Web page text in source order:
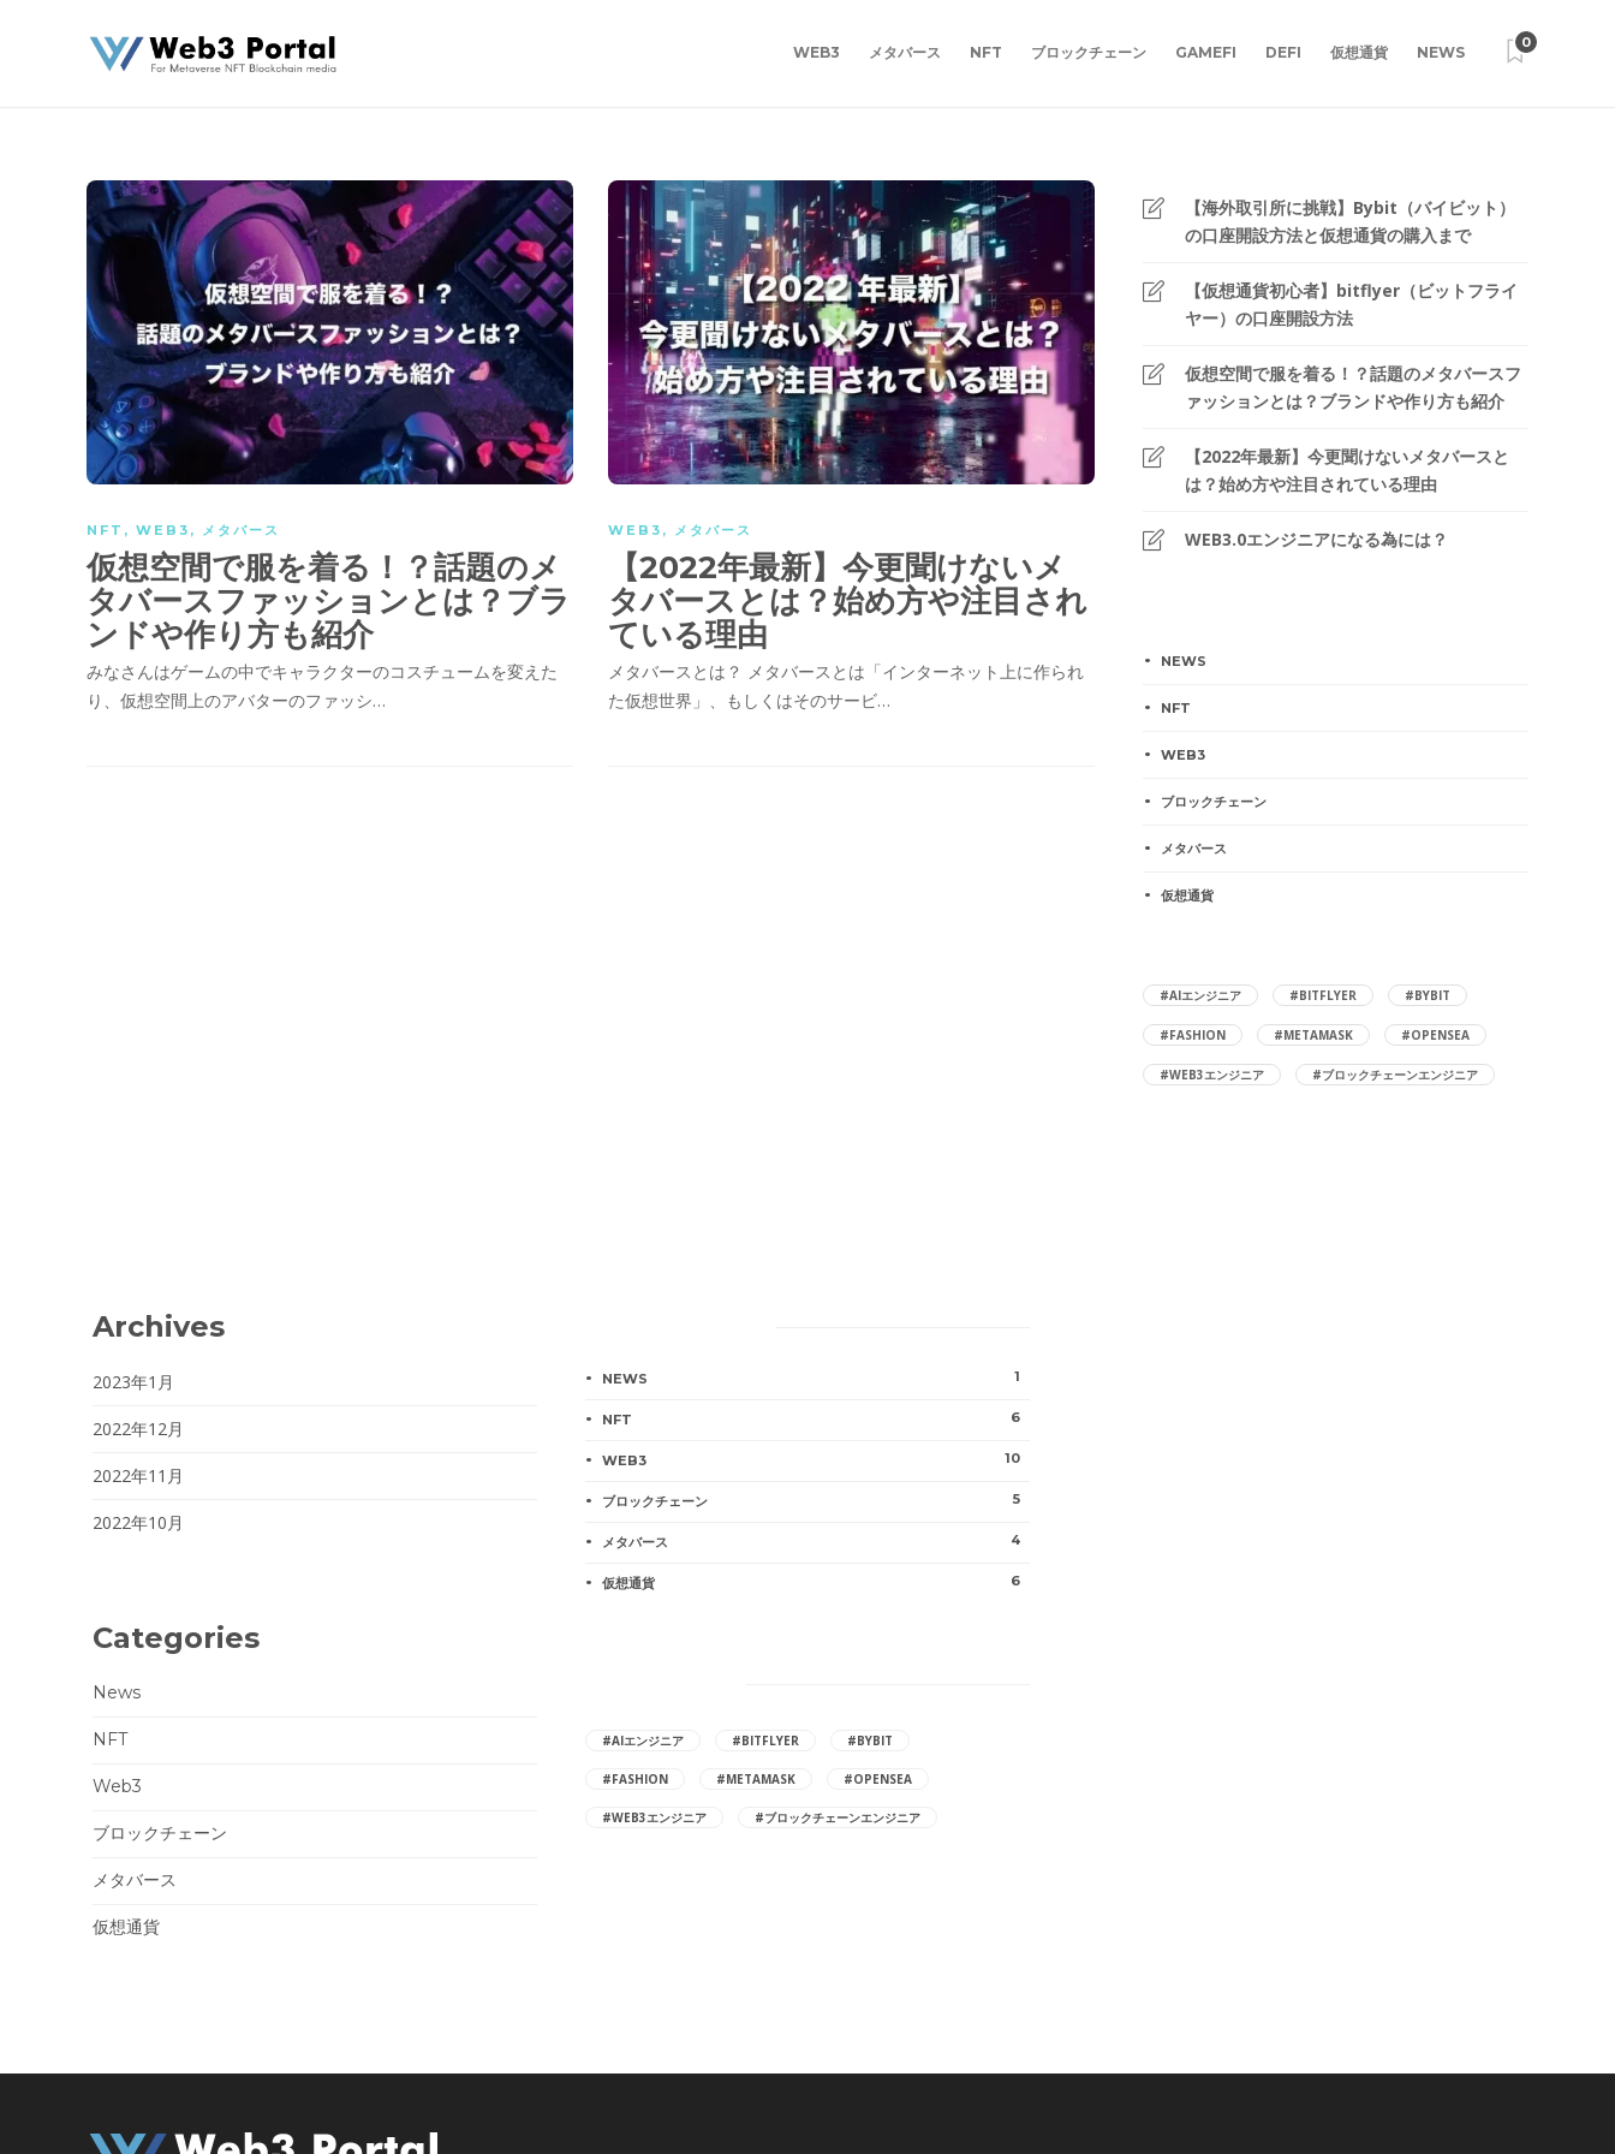
WEB3 メタバース NFT ブロックチェーン GAMEFI DEFI 仮想通貨 NEWS
0
NFT , WEB3 , メタバース
仮想空間で服を着る！？話題のメ
タバースファッションとは？ブラ
ンドや作り方も紹介
みなさんはゲームの中でキャラクターのコスチュームを変えた
り、仮想空間上のアバターのファッシ…
WEB3 , メタバース
【2022年最新】今更聞けないメ
タバースとは？始め方や注目され
ている理由
メタバースとは？ メタバースとは「インターネット上に作られ
た仮想世界」、もしくはそのサービ…
【海外取引所に挑戦】Bybit（バイビット）
の口座開設方法と仮想通貨の購入まで
【仮想通貨初心者】bitflyer（ビットフライ
ヤー）の口座開設方法
仮想空間で服を着る！？話題のメタバースフ
ァッションとは？ブランドや作り方も紹介
【2022年最新】今更聞けないメタバースと
は？始め方や注目されている理由
WEB3.0エンジニアになる為には？
NEWS
NFT
WEB3
ブロックチェーン
メタバース
仮想通貨
#AIエンジニア #BITFLYER #BYBIT
#FASHION #METAMASK #OPENSEA
#WEB3エンジニア #ブロックチェーンエンジニア
Archives
2023年1月
2022年12月
2022年11月
2022年10月
Categories
News
NFT
Web3
ブロックチェーン
メタバース
仮想通貨
NEWS 1
NFT 6
WEB3 10
ブロックチェーン 5
メタバース 4
仮想通貨 6
#AIエンジニア #BITFLYER #BYBIT
#FASHION #METAMASK #OPENSEA
#WEB3エンジニア #ブロックチェーンエンジニア